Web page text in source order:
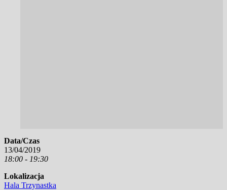
Data/Czas
13/04/2019
18:00 - 19:30
Lokalizacja
Hala Trzynastka